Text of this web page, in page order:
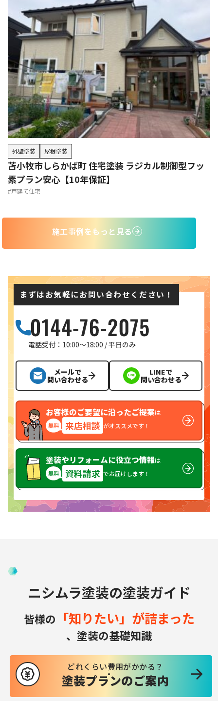
外壁塗装 屋根塗装
苫小牧市しらかば町 住宅塗装 ラジカル制御型フッ
素プラン安心【10年保証】
#戸建て住宅
施工事例をもっと見る
まずはお気軽にお問い合わせください！
電話受付：10:00〜18:00 / 平日のみ
メールで
問い合わせる
LINEで
問い合わせる
お客様のご要望に沿ったご提案は
来店相談 がオススメです！
塗装やリフォームに役立つ情報は
資料請求 でお届けします！
ニシムラ塗装の塗装ガイド
皆様の 「知りたい」が詰まった
、塗装の基礎知識
どれくらい費用がかかる？
塗装プランのご案内